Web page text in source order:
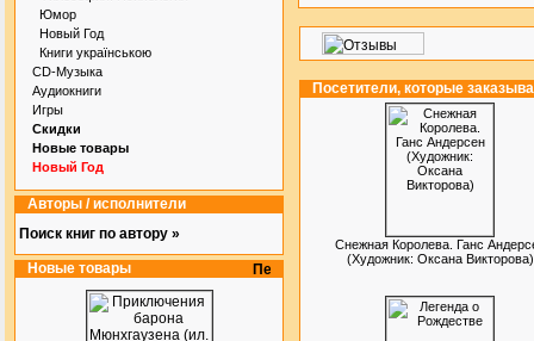
Юмор
Новый Год
Книги українською
CD-Музыка
Аудиокниги
Игры
Скидки
Новые товары
Новый Год
Авторы / исполнители
Поиск книг по автору »
Новые товары
Посетители, которые
Снежная Королева. Ганс
(Художник: Оксана Викторова)